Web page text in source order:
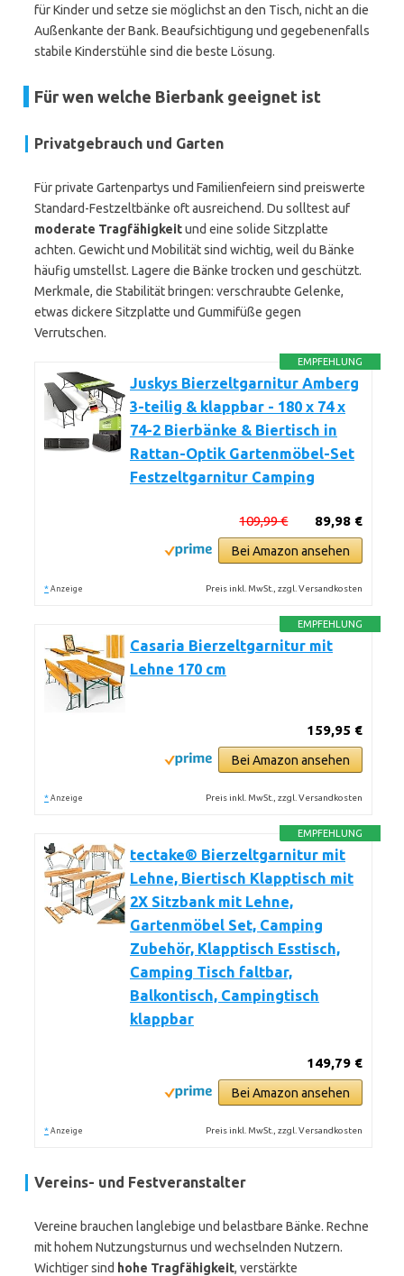
für Kinder und setze sie möglichst an den Tisch, nicht an die
Außenkante der Bank. Beaufsichtigung und gegebenenfalls
stabile Kinderstühle sind die beste Lösung.
Für wen welche Bierbank geeignet ist
Privatgebrauch und Garten
Für private Gartenpartys und Familienfeiern sind preiswerte
Standard-Festzeltbänke oft ausreichend. Du solltest auf
moderate Tragfähigkeitund eine solide Sitzplatte
achten. Gewicht und Mobilität sind wichtig, weil du Bänke
häufig umstellst. Lagere die Bänke trocken und geschützt.
Merkmale, die Stabilität bringen: verschraubte Gelenke,
etwas dickere Sitzplatte und Gummifüße gegen
Verrutschen.
EMPFEHLUNG
Juskys Bierzeltgarnitur Amberg
3-teilig & klappbar - 180 x 74 x
74-2 Bierbänke & Biertisch in
Rattan-Optik Gartenmöbel-Set
Festzeltgarnitur Camping
89,98 €
109,99 €
Bei Amazon ansehen
* Anzeige Preis inkl. MwSt., zzgl. Versandkosten
EMPFEHLUNG
Casaria Bierzeltgarnitur mit
Lehne 170 cm
159,95 €
Bei Amazon ansehen
* Anzeige Preis inkl. MwSt., zzgl. Versandkosten
EMPFEHLUNG
tectake® Bierzeltgarnitur mit
Lehne, Biertisch Klapptisch mit
2X Sitzbank mit Lehne,
Gartenmöbel Set, Camping
Zubehör, Klapptisch Esstisch,
Camping Tisch faltbar,
Balkontisch, Campingtisch
klappbar
149,79 €
Bei Amazon ansehen
* Anzeige Preis inkl. MwSt., zzgl. Versandkosten
Vereins- und Festveranstalter
Vereine brauchen langlebige und belastbare Bänke. Rechne
mit hohem Nutzungsturnus und wechselnden Nutzern.
Wichtiger sind hohe Tragfähigkeit, verstärkte